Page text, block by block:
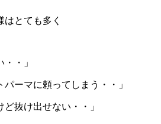
はとても多く
・」
パーマに頼ってしまう・・」
ど抜け出せない・・」